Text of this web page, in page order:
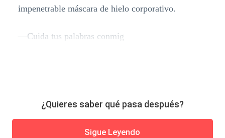
impenetrable máscara de hielo corporativo.
—Cuida tus palabras conmig
¿Quieres saber qué pasa después?
Sigue Leyendo